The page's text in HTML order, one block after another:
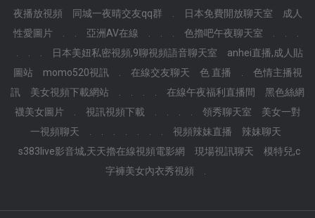
夜播放視頻
同城一夜晴交友qq群 日本免費開放聊天室
成人
性愛圖片
亞洲AV在線 色擼吧午夜聊天室
日本美妞私密視頻,9聊視頻語音聊天室
anhei直播,成人貼
圖站
momo520視訊 在線交友聊天 色 直播
色情主播視
訊
美女視頻下載網站 在線午夜福利直播間
黑色絲網
襪美女圖片
視訊視頻下載 領秀聊天室
美女一對
一視頻聊天
視頻辣妹直播
辣妹聊天
s383live影音城,天天擼在線視頻電影網
現場視訊聊天
模特兒,c
字褲美女內衣秀視頻